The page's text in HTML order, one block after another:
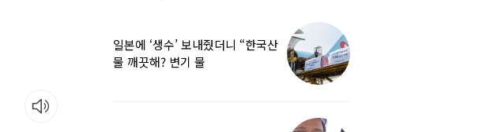
일본에 ‘생수’ 보내줬더니 “한국산
물 깨끗해? 변기 물